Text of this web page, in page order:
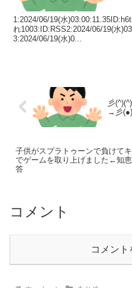
1:2024/06/19(水
れ1003:ID:RSS2:2024/06/19(水
3:2024/06/19(水)0...
彡
→彡
子供がスプラトゥーンで負けて
でゲームを取り上げました←知
答
コメント
コメント